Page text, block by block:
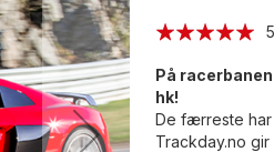
Rating:
5
På
hk!
De færreste har
Trackday.no